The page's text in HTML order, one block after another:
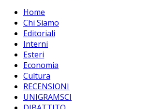
Home
Chi Siamo
Editoriali
Interni
Esteri
Economia
Cultura
RECENSIONI
UNIGRAMSCI